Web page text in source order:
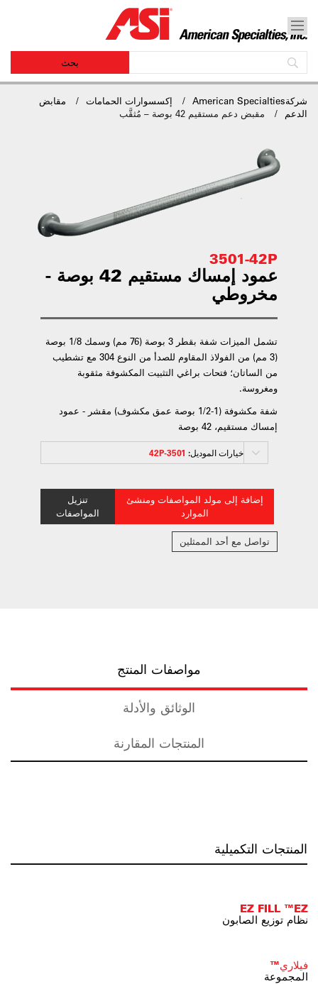
شركةAmerican Specialties إكسسوارات الحمامات
مقابض
الدعم
مقبض دعم مستقيم 42 بوصة – مُثقَّب
3501-42P
عمود إمساك مستقيم 42 بوصة -
مخروطي
تشمل الميزات شفة بقطر 3 بوصة (76 مم) وسمك 1/8 بوصة
(3 مم) من الفولاذ المقاوم للصدأ من النوع 304 مع تشطيب
من الساتان؛ فتحات براغي التثبيت المكشوفة مثقوبة
ومغروسة.
شفة مكشوفة (1-1/2 بوصة عمق مكشوف) مقشر - عمود
إمساك مستقيم، 42 بوصة
خيارات الموديل: 3501-42P
إضافة إلى مولد المواصفات ومنشئ
الموارد
تنزيل
المواصفات
تواصل مع أحد الممثلين
مواصفات المنتج
الوثائق والأدلة
المنتجات المقارنة
المنتجات التكميلية
EZ FILL ™EZ
نظام توزيع الصابون
فيلاري™
المجموعة